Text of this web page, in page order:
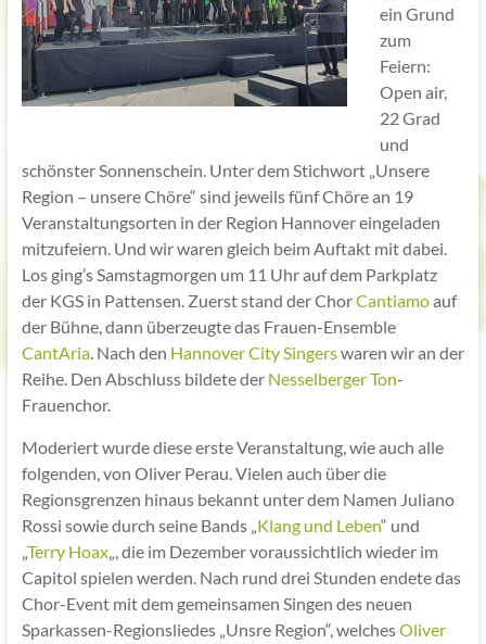
ein Grund
zum
Feiern:
Open air,
22 Grad
und
schönster Sonnenschein. Unter dem Stichwort „Unsere
Region – unsere Chöre“ sind jeweils fünf Chöre an 19
Veranstaltungsorten in der Region Hannover eingeladen
mitzufeiern. Und wir waren gleich beim Auftakt mit dabei.
Los ging’s Samstagmorgen um 11 Uhr auf dem Parkplatz
der KGS in Pattensen. Zuerst stand der ChorCantiamoauf
der Bühne, dann überzeugte das Frauen-Ensemble
CantAria. Nach den Hannover City Singerswaren wir an der
Reihe. Den Abschluss bildete der Nesselberger Ton-
Frauenchor.
Moderiert wurde diese erste Veranstaltung, wie auch alle
folgenden, von Oliver Perau. Vielen auch über die
Regionsgrenzen hinaus bekannt unter dem Namen Juliano
Rossi sowie durch seine Bands „Klang und Leben“ und
„Terry Hoax„, die im Dezember voraussichtlich wieder im
Capitol spielen werden. Nach rund drei Stunden endete das
Chor-Event mit dem gemeinsamen Singen des neuen
Sparkassen-Regionsliedes „Unsre Region“, welchesOliver